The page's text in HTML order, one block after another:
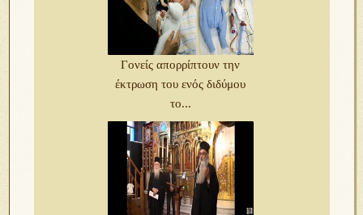
Γονείς απορρίπτουν την
έκτρωση του ενός διδύμου
το...